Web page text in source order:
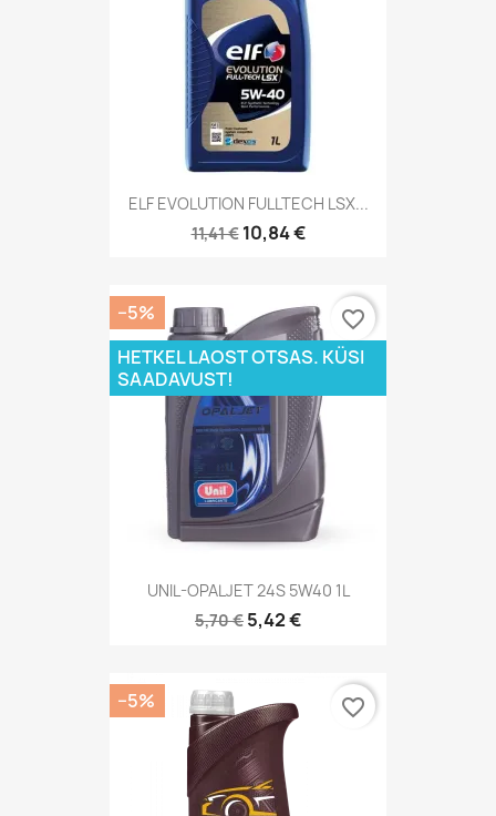
ELF EVOLUTION FULLTECH LSX...
11,41 € 10,84 €
UNIL-OPALJET 24S 5W40 1L
5,70 € 5,42 €
−5%
HETKEL LAOST OTSAS. KÜSI
SAADAVUST!
favorite_border
−5% favorite_border